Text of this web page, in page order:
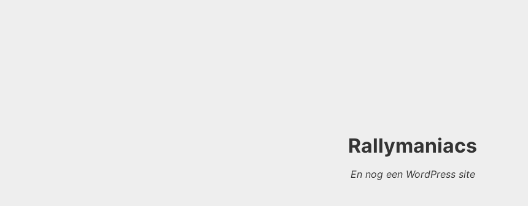
Rallymaniacs
En nog een WordPress site